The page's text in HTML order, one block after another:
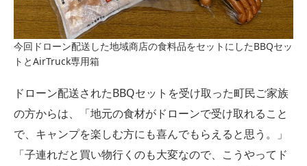
今回ドローン配送した地域商店の食料品をセットにしたBBQセッ
トとAirTruck専用箱
ドローン配送されたBBQセットを受け取った町民ご家族
の方からは、「地元の食材がドローンで受け取れること
で、キャンプを楽しむ方にも喜んでもらえると思う。」
「子連れだと買い物行くのも大変なので、こうやってド